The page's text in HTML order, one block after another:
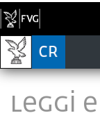
LEGGI